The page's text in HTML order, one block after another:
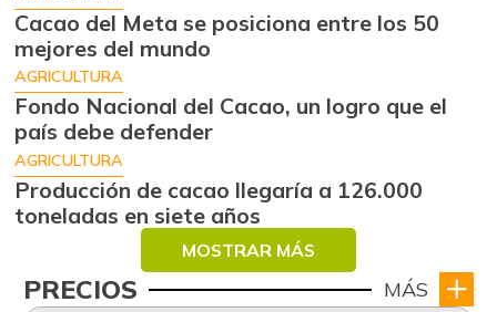
Cacao del Meta se posiciona entre los 50
mejores del mundo
AGRICULTURA
Fondo Nacional del Cacao, un logro que el
país debe defender
AGRICULTURA
Producción de cacao llegaría a 126.000
toneladas en siete años
MOSTRAR MÁS
PRECIOS MÁS